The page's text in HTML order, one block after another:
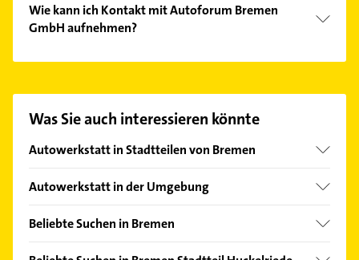
Wie kann ich Kontakt mit Autoforum Bremen
GmbH aufnehmen?
finden Sie alleKontaktdaten.
Was Sie auch interessieren könnte
Autowerkstatt in Stadtteilen von Bremen
Alte Neustadt
Farge
Autowerkstatt in der Umgebung
Stuhr
Beliebte Suchen in Bremen
Immobilien